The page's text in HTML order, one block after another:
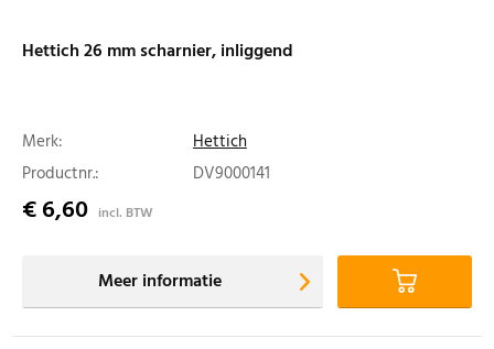
Hettich 26 mm scharnier, inliggend
Merk:
Hettich
Productnr.:
DV9000141
€ 6,60 incl. BTW
Meer informatie